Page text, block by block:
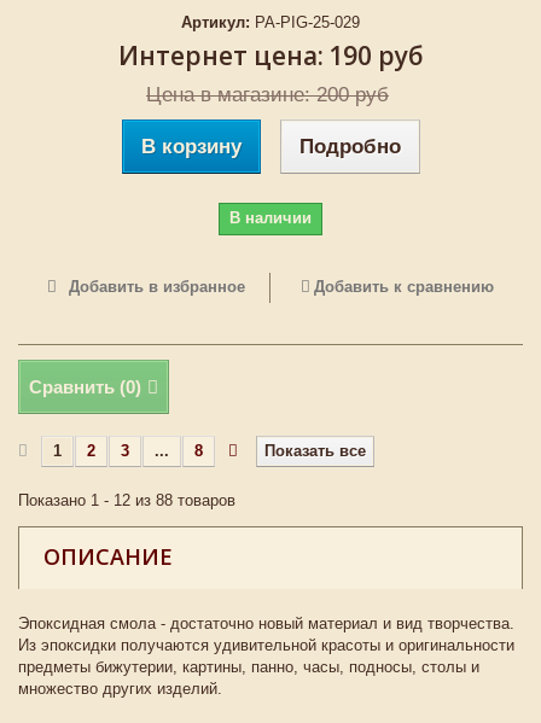
Артикул: PA-PIG-25-029
Интернет цена: 190 руб
Цена в магазине: 200 руб
В корзину Подробно
В наличии
Добавить в избранное Добавить к сравнению
Сравнить (0)
Показать все
1 2 3 ... 8
Показано 1 - 12 из 88 товаров
ОПИСАНИЕ
Эпоксидная смола - достаточно новый материал и вид творчества.
Из эпоксидки получаются удивительной красоты и оригинальности
предметы бижутерии, картины, панно, часы, подносы, столы и
множество других изделий.